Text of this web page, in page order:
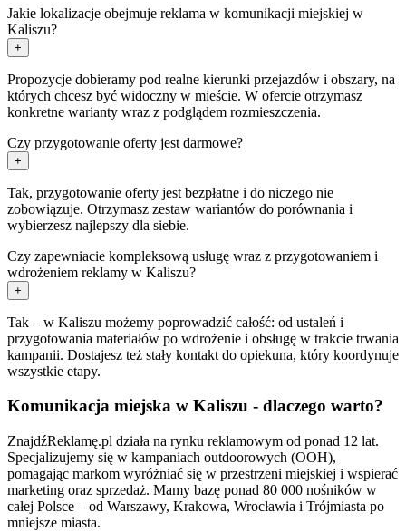
Jakie lokalizacje obejmuje reklama w komunikacji miejskiej w
Kaliszu?
+
Propozycje dobieramy pod realne kierunki przejazdów i obszary, na
których chcesz być widoczny w mieście. W ofercie otrzymasz
konkretne warianty wraz z podglądem rozmieszczenia.
Czy przygotowanie oferty jest darmowe?
+
Tak, przygotowanie oferty jest bezpłatne i do niczego nie
zobowiązuje. Otrzymasz zestaw wariantów do porównania i
wybierzesz najlepszy dla siebie.
Czy zapewniacie kompleksową usługę wraz z przygotowaniem i
wdrożeniem reklamy w Kaliszu?
+
Tak – w Kaliszu możemy poprowadzić całość: od ustaleń i
przygotowania materiałów po wdrożenie i obsługę w trakcie trwania
kampanii. Dostajesz też stały kontakt do opiekuna, który koordynuje
wszystkie etapy.
Komunikacja miejska w Kaliszu - dlaczego warto?
ZnajdźReklamę.pl działa na rynku reklamowym od ponad 12 lat.
Specjalizujemy się w kampaniach outdoorowych (OOH),
pomagając markom wyróżniać się w przestrzeni miejskiej i wspierać
marketing oraz sprzedaż. Mamy bazę ponad 80 000 nośników w
całej Polsce – od Warszawy, Krakowa, Wrocławia i Trójmiasta po
mniejsze miasta.